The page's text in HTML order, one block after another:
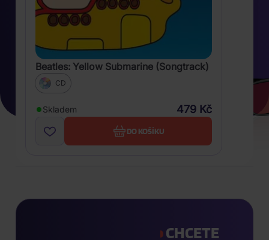
Beatles: Yellow Submarine (Songtrack)
CD
Skladem 479 Kč
DO KOŠÍKU
CHCETE